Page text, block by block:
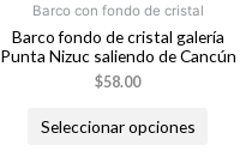
Barco con fondo de cristal
Barco fondo de cristal galería
Punta Nizuc saliendo de Cancún
$58.00
Seleccionar opciones